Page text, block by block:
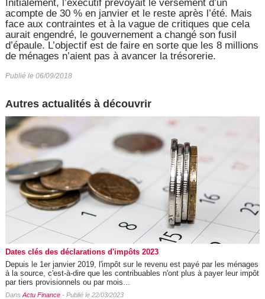
Initialement, l’exécutif prévoyait le versement d’un
acompte de 30 % en janvier et le reste après l’été. Mais
face aux contraintes et à la vague de critiques que cela
aurait engendré, le gouvernement a changé son fusil
d’épaule. L’objectif est de faire en sorte que les 8 millions
de ménages n’aient pas à avancer la trésorerie.
Publié le 06/09/2018
Autres actualités à découvrir
Dates clés des déclarations d'impôts 2023
Depuis le 1er janvier 2019, l'impôt sur le revenu est payé par les ménages
à la source, c'est-à-dire que les contribuables n'ont plus à payer leur impôt
par tiers provisionnels ou par mois...
Dans Actu Finance- Publié le 22/03/2023